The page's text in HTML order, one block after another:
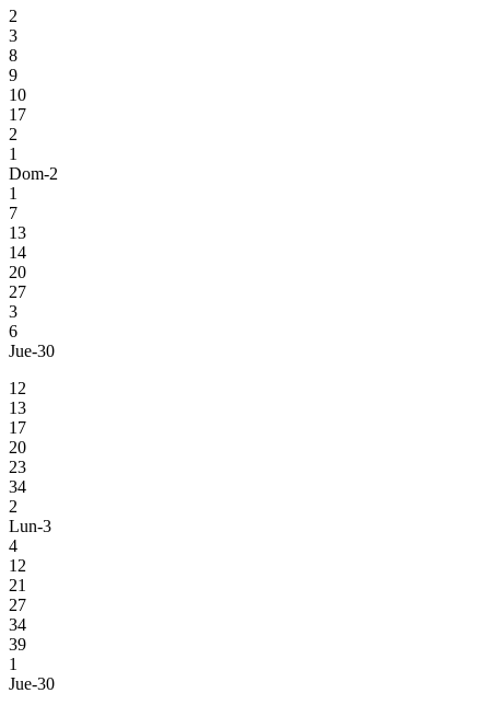
2
3
8
9
10
17
2
1
Dom-2
1
7
13
14
20
27
3
6
Jue-30
12
13
17
20
23
34
2
Lun-3
4
12
21
27
34
39
1
Jue-30